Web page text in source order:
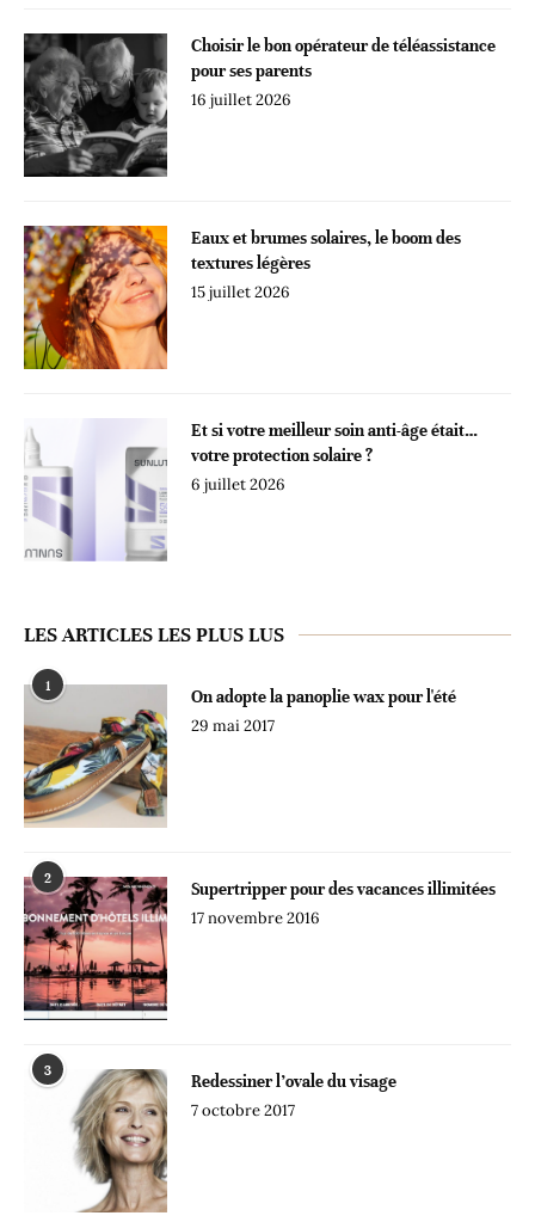
Choisir le bon opérateur de téléassistance
pour ses parents
16 juillet 2026
Eaux et brumes solaires, le boom des
textures légères
15 juillet 2026
Et si votre meilleur soin anti-âge était…
votre protection solaire ?
6 juillet 2026
LES ARTICLES LES PLUS LUS
1
On adopte la panoplie wax pour l'été
29 mai 2017
2
Supertripper pour des vacances illimitées
17 novembre 2016
3
Redessiner l’ovale du visage
7 octobre 2017